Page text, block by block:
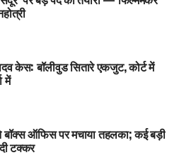
केस: बॉलीवुड सितारे एकजुट, कोर्ट में
में
ने बॉक्स ऑफिस पर मचाया तहलका; कई बड़ी
टक्कर